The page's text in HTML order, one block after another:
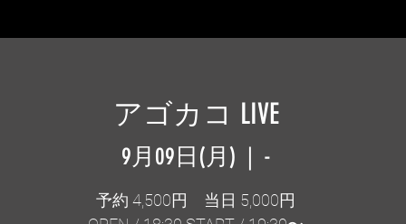
アゴカコ LIVE
9月09日(月)
  |
-
予約 4,500円 当日 5,000円